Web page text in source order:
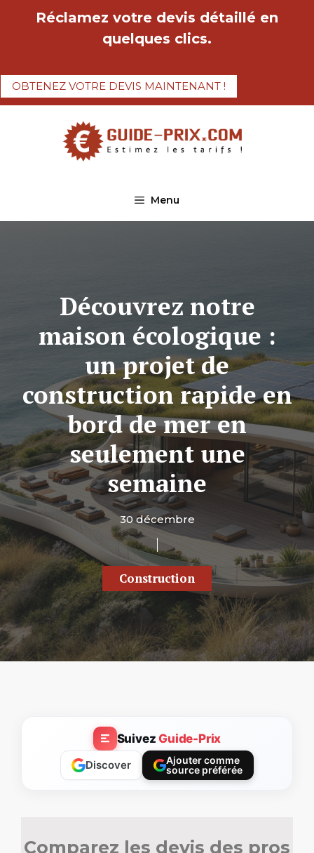
Réclamez votre devis détaillé en
quelques clics.
OBTENEZ VOTRE DEVIS MAINTENANT !
Menu
Découvrez notre
maison écologique :
un projet de
construction rapide en
bord de mer en
seulement une
semaine
30 décembre
Construction
SuivezGuide-Prix
Discover
Ajouter comme
source préférée
Comparez les devis des pros